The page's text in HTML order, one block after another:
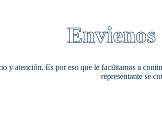
y atención. Es por eso que le facilitamos a
representante se